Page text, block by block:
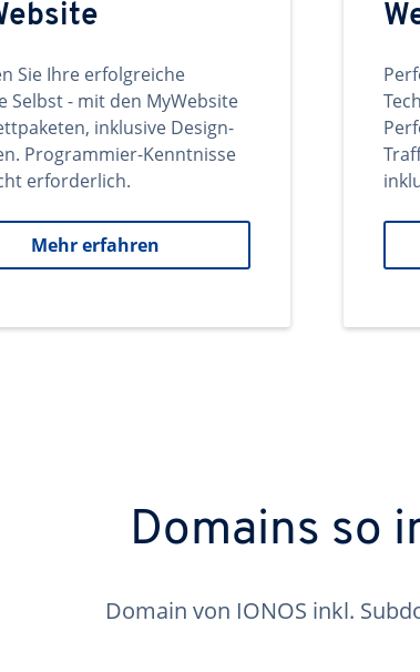
Sie Ihre erfolgreiche
Selbst - mit den MyWebsite
inklusive Design-
Programmier-Kenntnisse
erforderlich.
Mehr erfahren
Domains so
Domain von IONOS inkl.